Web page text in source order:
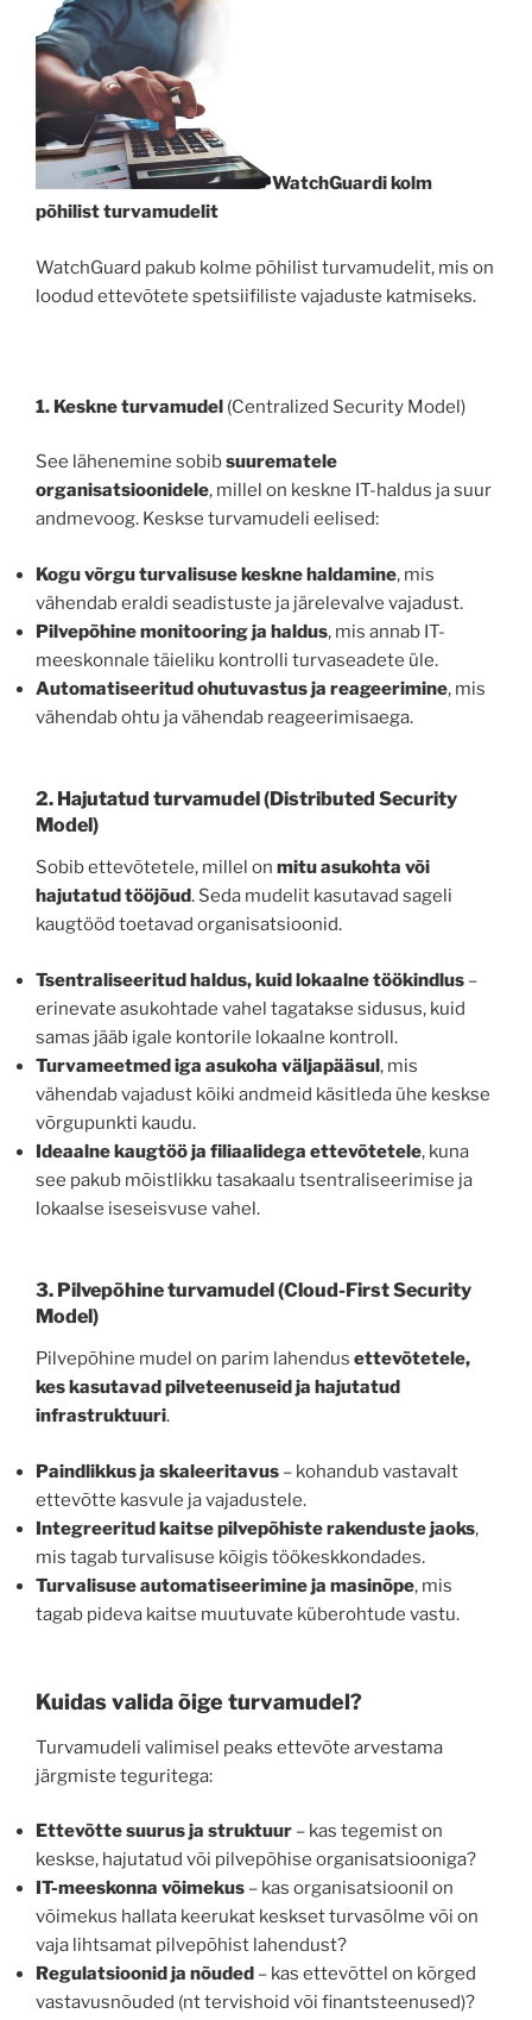
WatchGuardi kolm
põhilist turvamudelit
WatchGuard pakub kolme põhilist turvamudelit, mis on
loodud ettevõtete spetsiifiliste vajaduste katmiseks.
1. Keskne turvamudel (Centralized Security Model)
See lähenemine sobibsuurematele
organisatsioonidele, millel on keskne IT-haldus ja suur
andmevoog. Keskse turvamudeli eelised:
Kogu võrgu turvalisuse keskne haldamine, mis
vähendab eraldi seadistuste ja järelevalve vajadust.
Pilvepõhine monitooring ja haldus, mis annab IT-
meeskonnale täieliku kontrolli turvaseadete üle.
Automatiseeritud ohutuvastus ja reageerimine, mis
vähendab ohtu ja vähendab reageerimisaega.
2. Hajutatud turvamudel(Distributed Security
Model)
Sobib ettevõtetele, millel on mitu asukohta või
hajutatud tööjõud. Seda mudelit kasutavad sageli
kaugtööd toetavad organisatsioonid.
Tsentraliseeritud haldus, kuid lokaalne töökindlus –
erinevate asukohtade vahel tagatakse sidusus, kuid
samas jääb igale kontorile lokaalne kontroll.
Turvameetmed iga asukoha väljapääsul, mis
vähendab vajadust kõiki andmeid käsitleda ühe keskse
võrgupunkti kaudu.
Ideaalne kaugtöö ja filiaalidega ettevõtetele, kuna
see pakub mõistlikku tasakaalu tsentraliseerimise ja
lokaalse iseseisvuse vahel.
3. Pilvepõhine turvamudel(Cloud-First Security
Model)
Pilvepõhine mudel on parim lahendus ettevõtetele,
kes kasutavad pilveteenuseid ja hajutatud
infrastruktuuri.
Paindlikkus ja skaleeritavus – kohandub vastavalt
ettevõtte kasvule ja vajadustele.
Integreeritud kaitse pilvepõhiste rakenduste jaoks,
mis tagab turvalisuse kõigis töökeskkondades.
Turvalisuse automatiseerimine ja masinõpe, mis
tagab pideva kaitse muutuvate küberohtude vastu.
Kuidas valida õige turvamudel?
Turvamudeli valimisel peaks ettevõte arvestama
järgmiste teguritega:
Ettevõtte suurus ja struktuur – kas tegemist on
keskse, hajutatud või pilvepõhise organisatsiooniga?
IT-meeskonna võimekus – kas organisatsioonil on
võimekus hallata keerukat keskset turvasõlme või on
vaja lihtsamat pilvepõhist lahendust?
Regulatsioonid ja nõuded – kas ettevõttel on kõrged
vastavusnõuded (nt tervishoid või finantsteenused)?